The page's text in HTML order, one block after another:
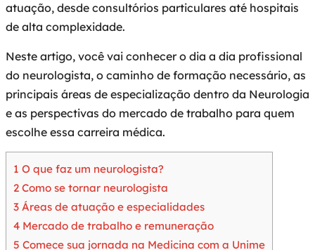
atuação, desde consultórios particulares até hospitais
de alta complexidade.
Neste artigo, você vai conhecer o dia a dia profissional
do neurologista, o caminho de formação necessário, as
principais áreas de especialização dentro da Neurologia
e as perspectivas do mercado de trabalho para quem
escolhe essa carreira médica.
1 O que faz um neurologista?
2 Como se tornar neurologista
3 Áreas de atuação e especialidades
4 Mercado de trabalho e remuneração
5 Comece sua jornada na Medicina com a Unime